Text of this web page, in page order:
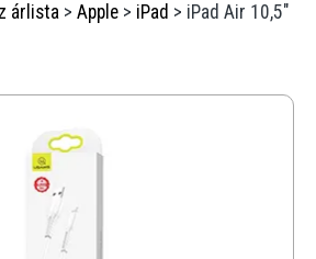
árlista > Apple > iPad > iPad Air 10,5″